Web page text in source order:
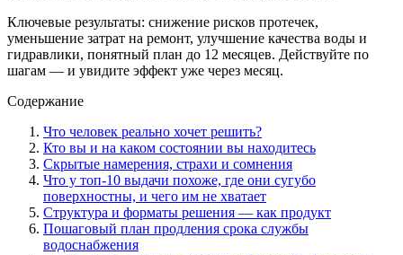
Ключевые результаты: снижение рисков протечек,
уменьшение затрат на ремонт, улучшение качества воды и
гидравлики, понятный план до 12 месяцев. Действуйте по
шагам — и увидите эффект уже через месяц.
Содержание
Что человек реально хочет решить?
Кто вы и на каком состоянии вы находитесь
Скрытые намерения, страхи и сомнения
Что у топ-10 выдачи похоже, где они сугубо
поверхностны, и чего им не хватает
Структура и форматы решения — как продукт
Пошаговый план продления срока службы
водоснабжения